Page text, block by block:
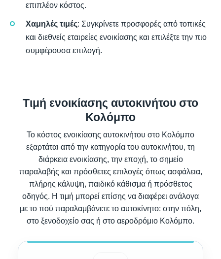
επιπλέον κόστος.
Χαμηλές τιμές: Συγκρίνετε προσφορές από τοπικές
και διεθνείς εταιρείες ενοικίασης και επιλέξτε την πιο
συμφέρουσα επιλογή.
Τιμή ενοικίασης αυτοκινήτου στο
Κολόμπο
Το κόστος ενοικίασης αυτοκινήτου στο Κολόμπο
εξαρτάται από την κατηγορία του αυτοκινήτου, τη
διάρκεια ενοικίασης, την εποχή, το σημείο
παραλαβής και πρόσθετες επιλογές όπως ασφάλεια,
πλήρης κάλυψη, παιδικό κάθισμα ή πρόσθετος
οδηγός. Η τιμή μπορεί επίσης να διαφέρει ανάλογα
με το πού παραλαμβάνετε το αυτοκίνητο: στην πόλη,
στο ξενοδοχείο σας ή στο αεροδρόμιο Κολόμπο.